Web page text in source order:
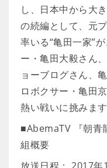
し、日本中から大
の続編として、元
率いる“亀田一家”
ー・亀田大毅さん
ョーブログさん、
ロボクサー・亀田
熱い戦いに挑みます
■AbemaTV 『朝青
組概要